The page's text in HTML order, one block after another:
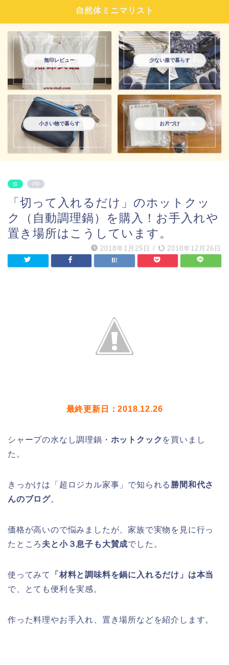
自然体ミニマリスト
無印レビュー 少ない服で暮らす
小さい物で暮らす お片づけ
住 PR
「切って入れるだけ」のホットクッ
ク（自動調理鍋）を購入！お手入れや
置き場所はこうしています。
2018年1月25日 / 2018年12月26日
最終更新日：2018.12.26
シャープの水なし調理鍋・ ホットクック を買いまし
た。
きっかけは「超ロジカル家事」で知られる 勝間和代さ
んのブログ。
価格が高いので悩みましたが、家族で実物を見に行っ
たところ 夫と小３息子も大賛成でした。
使ってみて
「材料と調味料を鍋に入れるだけ」は本当
で、とても便利を実感。
作った料理やお手入れ、置き場所などを紹介します。